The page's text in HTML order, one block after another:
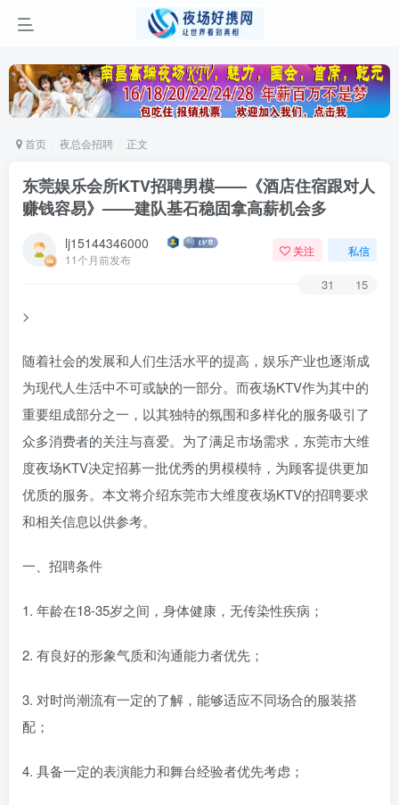
首页 夜总会招聘 正文
东莞娱乐会所KTV招聘男模——《酒店住宿跟对人
赚钱容易》——建队基石稳固拿高薪机会多
lj15144346000
11个月前发布
关注 私信
31 15
>
随着社会的发展和人们生活水平的提高，娱乐产业也逐渐成
为现代人生活中不可或缺的一部分。而夜场KTV作为其中的
重要组成部分之一，以其独特的氛围和多样化的服务吸引了
众多消费者的关注与喜爱。为了满足市场需求，东莞市大维
度夜场KTV决定招募一批优秀的男模模特，为顾客提供更加
优质的服务。本文将介绍东莞市大维度夜场KTV的招聘要求
和相关信息以供参考。
一、招聘条件
1. 年龄在18-35岁之间，身体健康，无传染性疾病；
2. 有良好的形象气质和沟通能力者优先；
3. 对时尚潮流有一定的了解，能够适应不同场合的服装搭
配；
4. 具备一定的表演能力和舞台经验者优先考虑；